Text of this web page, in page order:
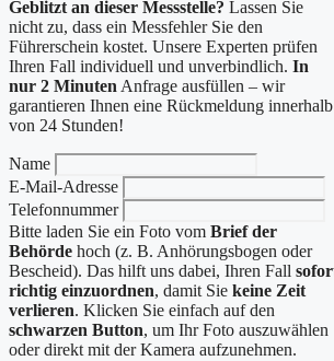
Geblitzt an dieser Messstelle? Lassen Sie
nicht zu, dass ein Messfehler Sie den
Führerschein kostet. Unsere Experten prüfen
Ihren Fall individuell und unverbindlich. In
nur 2 Minuten Anfrage ausfüllen – wir
garantieren Ihnen eine Rückmeldung innerhalb
von 24 Stunden!
Name
E-Mail-Adresse
Telefonnummer
Bitte laden Sie ein Foto vom Brief der
Behörde hoch (z. B. Anhörungsbogen oder
Bescheid). Das hilft uns dabei, Ihren Fall
richtig einzuordnen, damit Sie keine Zeit
verlieren. Klicken Sie einfach auf den
schwarzen Button, um Ihr Foto auszuwählen
oder direkt mit der Kamera aufzunehmen.